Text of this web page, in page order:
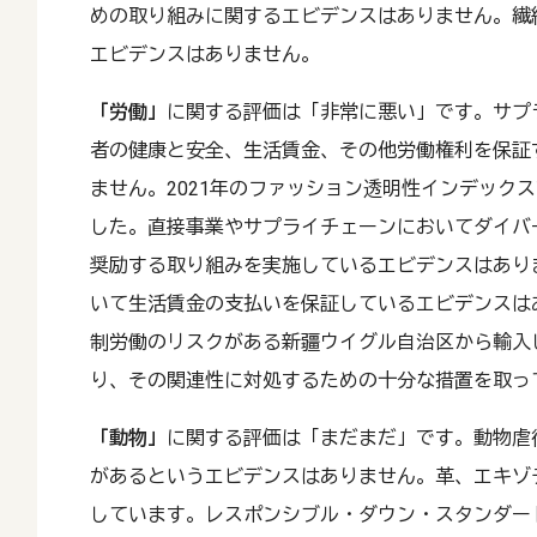
めの取り組みに関するエビデンスはありません。
エビデンスはありません。
「労働」
に関する評価は「非常に悪い」です。サ
者の健康と安全、生活賃金、その他労働権利を保
ません。2021年のファッション透明性インデック
した。直接事業やサプライチェーンにおいてダイ
奨励する取り組みを実施しているエビデンスはあ
いて生活賃金の支払いを保証しているエビデンス
制労働のリスクがある新疆ウイグル自治区から輸
り、その関連性に対処するための十分な措置を取
「動物」
に関する評価は「まだまだ」です。動物
があるというエビデンスはありません。革、エキ
しています。レスポンシブル・ダウン・スタンダ